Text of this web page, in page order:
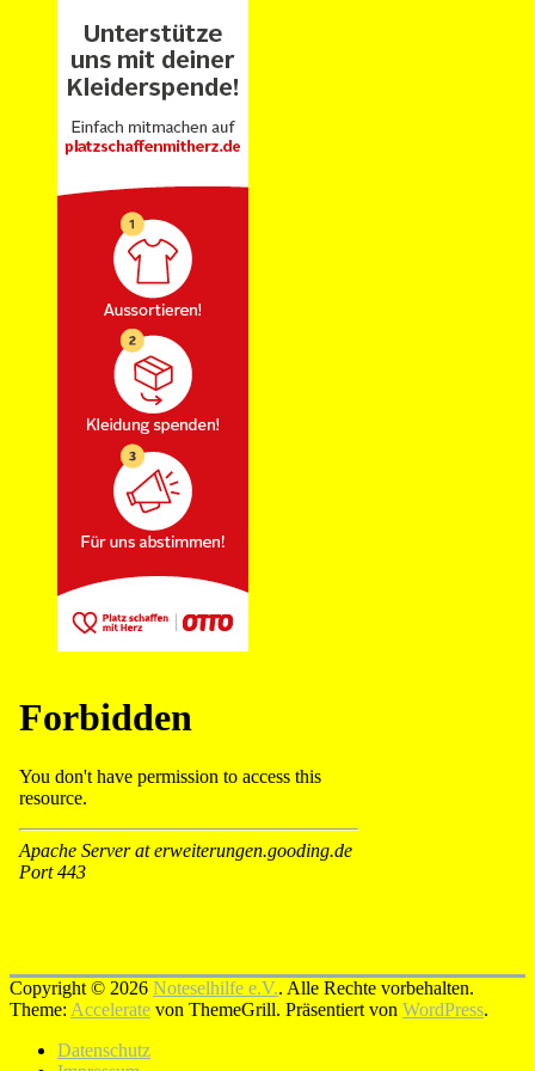
Copyright © 2026 Noteselhilfe e.V.. Alle Rechte vorbehalten.
Theme: Accelerate von ThemeGrill. Präsentiert von WordPress.
Datenschutz